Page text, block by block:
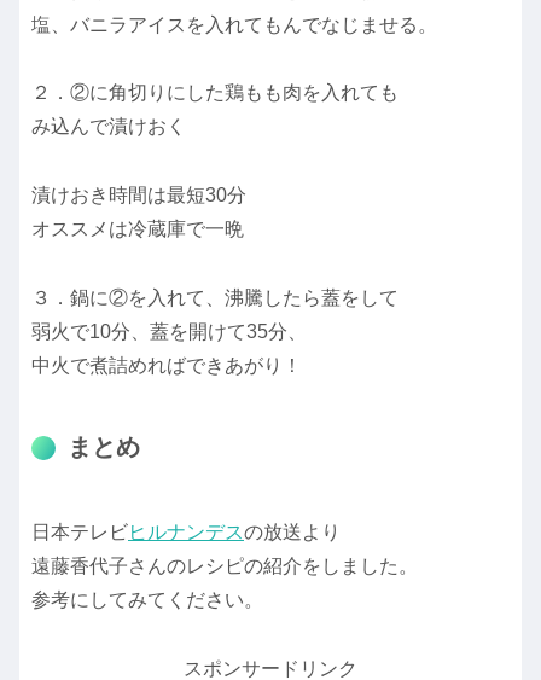
塩、バニラアイスを入れてもんでなじませる。
２．②に角切りにした鶏もも肉を入れても
み込んで漬けおく
漬けおき時間は最短30分
オススメは冷蔵庫で一晩
３．鍋に②を入れて、沸騰したら蓋をして
弱火で10分、蓋を開けて35分、
中火で煮詰めればできあがり！
まとめ
日本テレビヒルナンデスの放送より
遠藤香代子さんのレシピの紹介をしました。
参考にしてみてください。
スポンサードリンク